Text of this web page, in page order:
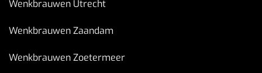
Wenkbrauwen Utrecht
Wenkbrauwen Zaandam
Wenkbrauwen Zoetermeer